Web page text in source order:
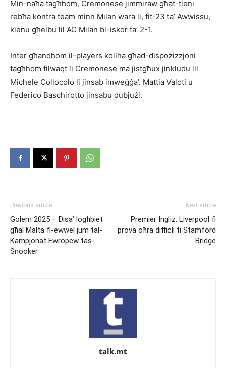
Min-naħa tagħhom, Cremonese jimmiraw għat-tie­ni
rebħa kontra team minn Milan wara li, fit-23 ta’ Awwissu,
kienu għelbu lil AC Milan bl-iskor ta’ 2-1.
Inter għandhom il-players kollha għad-dispożiz­zjoni
tagħhom filwaqt li Cremonese ma jistgħux jinkludu lil
Michele Collocolo li jinsab imweġġa’. Mattia Valoti u
Federico Baschirotto jinsabu dubjużi.
Previous article
Golem 2025 – Disa’ logħbiet
għal Malta fl-ewwel jum tal-
Kampjonat Ewropew tas-
Snooker
Next article
Premier Ingliż: Liverpool fi
prova oħra diffiċli fi Stamford
Bridge
talk.mt